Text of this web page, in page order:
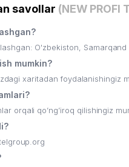
savollar (NEW PROFI
O'zbekiston, Samarqand
mumkin?
xaritadan foydalanishingiz
orqali qo’ng’iroq qilishingiz